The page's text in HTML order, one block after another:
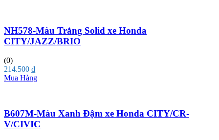
NH578-Màu Trắng Solid xe Honda
CITY/JAZZ/BRIO
(0)
214.500 ₫
Mua Hàng
B607M-Màu Xanh Đậm xe Honda CITY/CR-
V/CIVIC